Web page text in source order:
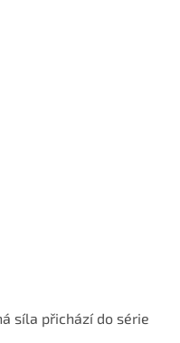
síla přichází do série